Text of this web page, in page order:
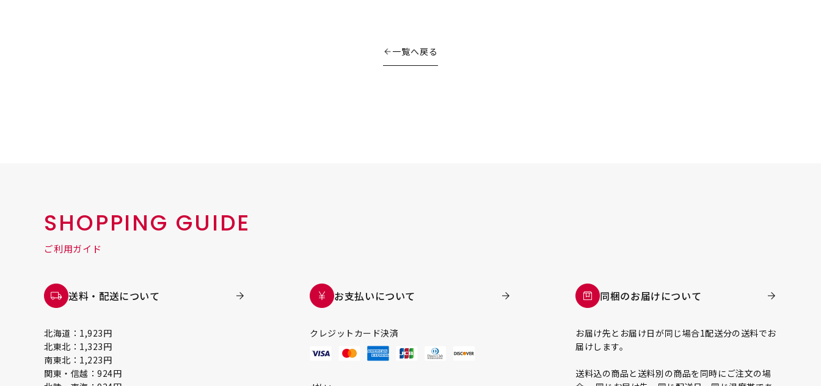
一覧へ戻る
SHOPPING GUIDE
ご利用ガイド
送料・配送について
北海道：1,923円
北東北：1,323円
南東北：1,223円
関東・信越：924円
お支払いについて
クレジットカード決済
同梱のお届けについて
お届け先とお届け日が同じ場合1配送分の送料でお
届けします。
送料込の商品と送料別の商品を同時にご注文の場